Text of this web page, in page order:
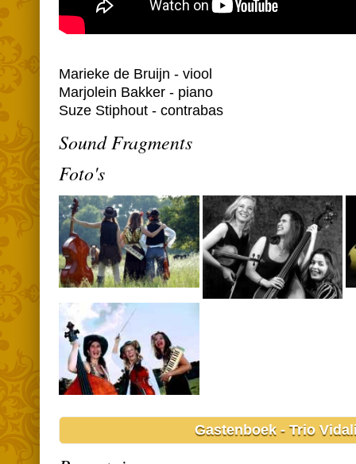
Marieke de Bruijn - viool
Marjolein Bakker - piano
Suze Stiphout - contrabas
Sound Fragments
Foto's
Gastenboek - Trio